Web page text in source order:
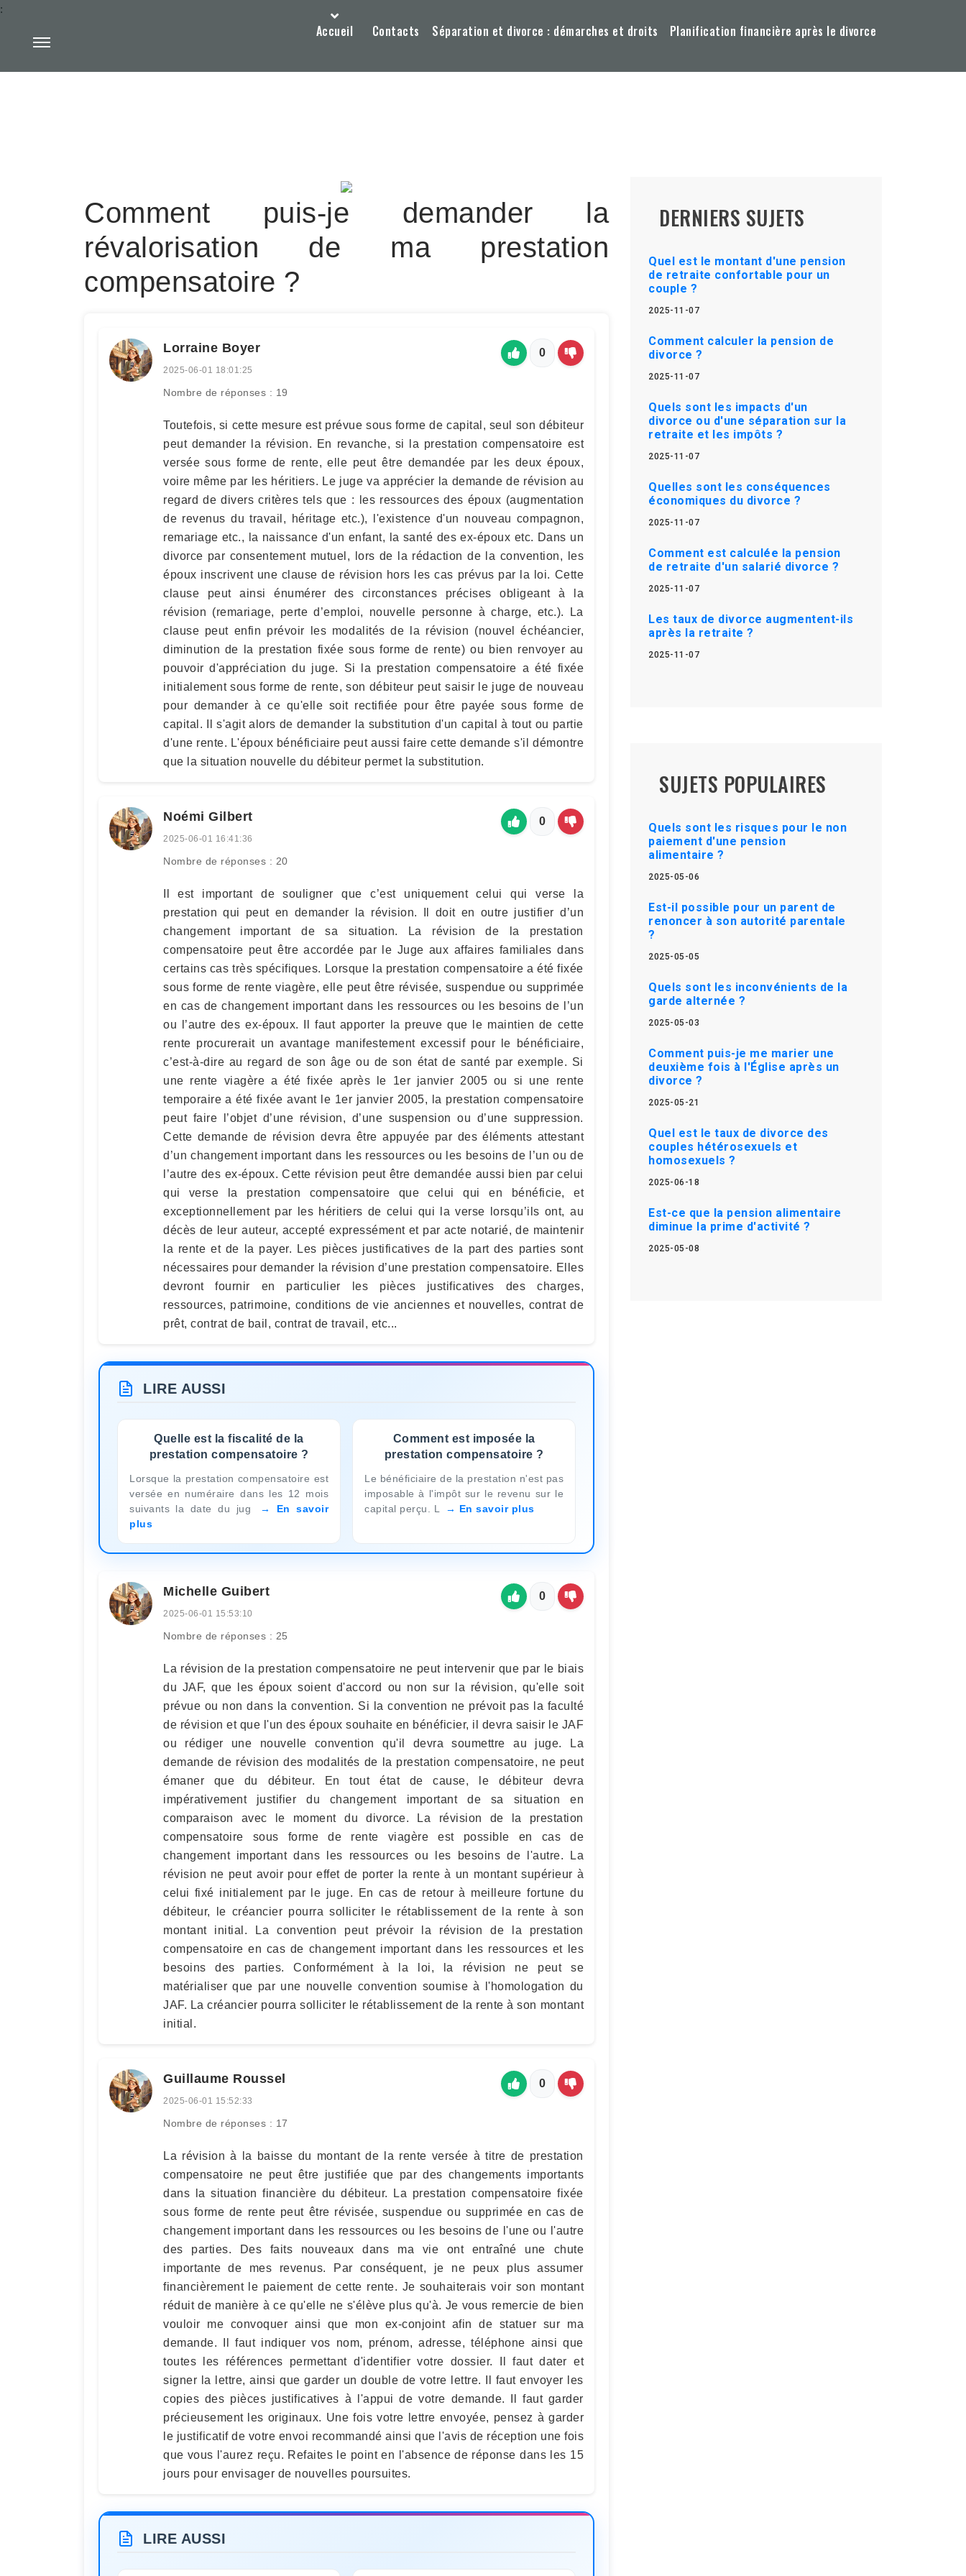
Accueil Contacts Séparation et divorce : démarches et droits Planification financière après le divorce
:
Comment puis-je demander la
révalorisation de ma prestation
compensatoire ?
Lorraine Boyer
2025-06-01 18:01:25
Nombre de réponses : 19
0
Toutefois, si cette mesure est prévue sous forme de capital, seul son débiteur
peut demander la révision. En revanche, si la prestation compensatoire est
versée sous forme de rente, elle peut être demandée par les deux époux,
voire même par les héritiers. Le juge va apprécier la demande de révision au
regard de divers critères tels que : les ressources des époux (augmentation
de revenus du travail, héritage etc.), l'existence d'un nouveau compagnon,
remariage etc., la naissance d'un enfant, la santé des ex-époux etc. Dans un
divorce par consentement mutuel, lors de la rédaction de la convention, les
époux inscrivent une clause de révision hors les cas prévus par la loi. Cette
clause peut ainsi énumérer des circonstances précises obligeant à la
révision (remariage, perte d’emploi, nouvelle personne à charge, etc.). La
clause peut enfin prévoir les modalités de la révision (nouvel échéancier,
diminution de la prestation fixée sous forme de rente) ou bien renvoyer au
pouvoir d'appréciation du juge. Si la prestation compensatoire a été fixée
initialement sous forme de rente, son débiteur peut saisir le juge de nouveau
pour demander à ce qu'elle soit rectifiée pour être payée sous forme de
capital. Il s'agit alors de demander la substitution d'un capital à tout ou partie
d'une rente. L'époux bénéficiaire peut aussi faire cette demande s'il démontre
que la situation nouvelle du débiteur permet la substitution.
Noémi Gilbert
2025-06-01 16:41:36
Nombre de réponses : 20
0
Il est important de souligner que c’est uniquement celui qui verse la
prestation qui peut en demander la révision. Il doit en outre justifier d’un
changement important de sa situation. La révision de la prestation
compensatoire peut être accordée par le Juge aux affaires familiales dans
certains cas très spécifiques. Lorsque la prestation compensatoire a été fixée
sous forme de rente viagère, elle peut être révisée, suspendue ou supprimée
en cas de changement important dans les ressources ou les besoins de l’un
ou l’autre des ex-époux. Il faut apporter la preuve que le maintien de cette
rente procurerait un avantage manifestement excessif pour le bénéficiaire,
c’est-à-dire au regard de son âge ou de son état de santé par exemple. Si
une rente viagère a été fixée après le 1er janvier 2005 ou si une rente
temporaire a été fixée avant le 1er janvier 2005, la prestation compensatoire
peut faire l’objet d’une révision, d’une suspension ou d’une suppression.
Cette demande de révision devra être appuyée par des éléments attestant
d’un changement important dans les ressources ou les besoins de l’un ou de
l’autre des ex-époux. Cette révision peut être demandée aussi bien par celui
qui verse la prestation compensatoire que celui qui en bénéficie, et
exceptionnellement par les héritiers de celui qui la verse lorsqu’ils ont, au
décès de leur auteur, accepté expressément et par acte notarié, de maintenir
la rente et de la payer. Les pièces justificatives de la part des parties sont
nécessaires pour demander la révision d’une prestation compensatoire. Elles
devront fournir en particulier les pièces justificatives des charges,
ressources, patrimoine, conditions de vie anciennes et nouvelles, contrat de
prêt, contrat de bail, contrat de travail, etc...
LIRE AUSSI
Quelle est la fiscalité de la
prestation compensatoire ?
Lorsque la prestation compensatoire est
versée en numéraire dans les 12 mois
suivants la date du jug
En savoir
plus
Comment est imposée la
prestation compensatoire ?
Le bénéficiaire de la prestation n'est pas
imposable à l'impôt sur le revenu sur le
capital perçu. L
En savoir plus
Michelle Guibert
2025-06-01 15:53:10
Nombre de réponses : 25
0
La révision de la prestation compensatoire ne peut intervenir que par le biais
du JAF, que les époux soient d'accord ou non sur la révision, qu'elle soit
prévue ou non dans la convention. Si la convention ne prévoit pas la faculté
de révision et que l'un des époux souhaite en bénéficier, il devra saisir le JAF
ou rédiger une nouvelle convention qu'il devra soumettre au juge. La
demande de révision des modalités de la prestation compensatoire, ne peut
émaner que du débiteur. En tout état de cause, le débiteur devra
impérativement justifier du changement important de sa situation en
comparaison avec le moment du divorce. La révision de la prestation
compensatoire sous forme de rente viagère est possible en cas de
changement important dans les ressources ou les besoins de l'autre. La
révision ne peut avoir pour effet de porter la rente à un montant supérieur à
celui fixé initialement par le juge. En cas de retour à meilleure fortune du
débiteur, le créancier pourra solliciter le rétablissement de la rente à son
montant initial. La convention peut prévoir la révision de la prestation
compensatoire en cas de changement important dans les ressources et les
besoins des parties. Conformément à la loi, la révision ne peut se
matérialiser que par une nouvelle convention soumise à l'homologation du
JAF. La créancier pourra solliciter le rétablissement de la rente à son montant
initial.
Guillaume Roussel
2025-06-01 15:52:33
Nombre de réponses : 17
0
La révision à la baisse du montant de la rente versée à titre de prestation
compensatoire ne peut être justifiée que par des changements importants
dans la situation financière du débiteur. La prestation compensatoire fixée
sous forme de rente peut être révisée, suspendue ou supprimée en cas de
changement important dans les ressources ou les besoins de l'une ou l'autre
des parties. Des faits nouveaux dans ma vie ont entraîné une chute
importante de mes revenus. Par conséquent, je ne peux plus assumer
financièrement le paiement de cette rente. Je souhaiterais voir son montant
réduit de manière à ce qu'elle ne s'élève plus qu'à. Je vous remercie de bien
vouloir me convoquer ainsi que mon ex-conjoint afin de statuer sur ma
demande. Il faut indiquer vos nom, prénom, adresse, téléphone ainsi que
toutes les références permettant d'identifier votre dossier. Il faut dater et
signer la lettre, ainsi que garder un double de votre lettre. Il faut envoyer les
copies des pièces justificatives à l'appui de votre demande. Il faut garder
précieusement les originaux. Une fois votre lettre envoyée, pensez à garder
le justificatif de votre envoi recommandé ainsi que l'avis de réception une fois
que vous l'aurez reçu. Refaites le point en l'absence de réponse dans les 15
jours pour envisager de nouvelles poursuites.
LIRE AUSSI
DERNIERS SUJETS
Quel est le montant d'une pension
de retraite confortable pour un
couple ?
2025-11-07
Comment calculer la pension de
divorce ?
2025-11-07
Quels sont les impacts d'un
divorce ou d'une séparation sur la
retraite et les impôts ?
2025-11-07
Quelles sont les conséquences
économiques du divorce ?
2025-11-07
Comment est calculée la pension
de retraite d'un salarié divorce ?
2025-11-07
Les taux de divorce augmentent-ils
après la retraite ?
2025-11-07
SUJETS POPULAIRES
Quels sont les risques pour le non
paiement d'une pension
alimentaire ?
2025-05-06
Est-il possible pour un parent de
renoncer à son autorité parentale
?
2025-05-05
Quels sont les inconvénients de la
garde alternée ?
2025-05-03
Comment puis-je me marier une
deuxième fois à l'Église après un
divorce ?
2025-05-21
Quel est le taux de divorce des
couples hétérosexuels et
homosexuels ?
2025-06-18
Est-ce que la pension alimentaire
diminue la prime d'activité ?
2025-05-08